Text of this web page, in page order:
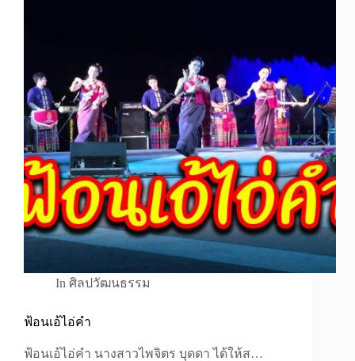
In ศิลปวัฒนธรรม
ฟ้อนเอ้ไอ่คำ
ฟ้อนเอ้ไอ่คำ นางสาวไพจิตร บุดดา ได้ให้ส…